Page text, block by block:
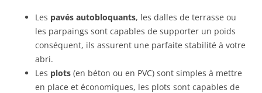
Les pavés autobloquants, les dalles de terrasse ou
les parpaings sont capables de supporter un poids
conséquent, ils assurent une parfaite stabilité à votre
abri.
Les plots (en béton ou en PVC) sont simples à mettre
en place et économiques, les plots sont capables de